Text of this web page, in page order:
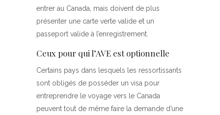
entrer au Canada, mais doivent de plus
présenter une carte verte valide et un
passeport valide à l’enregistrement.
Ceux pour qui l’AVE est optionnelle
Certains pays dans lesquels les ressortissants
sont obligés de posséder un visa pour
entreprendre le voyage vers le Canada
peuvent tout de même faire la demande d’une